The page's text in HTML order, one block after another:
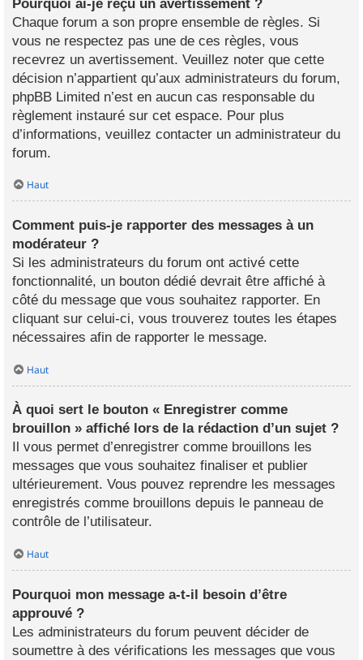
Pourquoi ai-je reçu un avertissement ?
Chaque forum a son propre ensemble de règles. Si
vous ne respectez pas une de ces règles, vous
recevrez un avertissement. Veuillez noter que cette
décision n’appartient qu’aux administrateurs du forum,
phpBB Limited n’est en aucun cas responsable du
règlement instauré sur cet espace. Pour plus
d’informations, veuillez contacter un administrateur du
forum.
Haut
Comment puis-je rapporter des messages à un
modérateur ?
Si les administrateurs du forum ont activé cette
fonctionnalité, un bouton dédié devrait être affiché à
côté du message que vous souhaitez rapporter. En
cliquant sur celui-ci, vous trouverez toutes les étapes
nécessaires afin de rapporter le message.
Haut
À quoi sert le bouton « Enregistrer comme
brouillon » affiché lors de la rédaction d’un sujet ?
Il vous permet d’enregistrer comme brouillons les
messages que vous souhaitez finaliser et publier
ultérieurement. Vous pouvez reprendre les messages
enregistrés comme brouillons depuis le panneau de
contrôle de l’utilisateur.
Haut
Pourquoi mon message a-t-il besoin d’être
approuvé ?
Les administrateurs du forum peuvent décider de
soumettre à des vérifications les messages que vous